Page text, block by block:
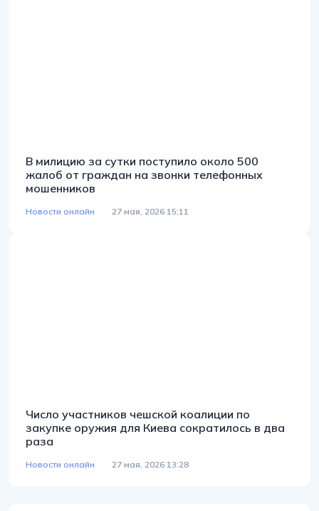
В милицию за сутки поступило около 500
жалоб от граждан на звонки телефонных
мошенников
Новости онлайн 27 мая, 2026 15:11
Число участников чешской коалиции по
закупке оружия для Киева сократилось в два
раза
Новости онлайн 27 мая, 2026 13:28